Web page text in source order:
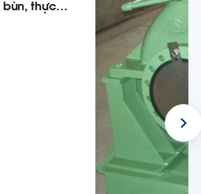
thực